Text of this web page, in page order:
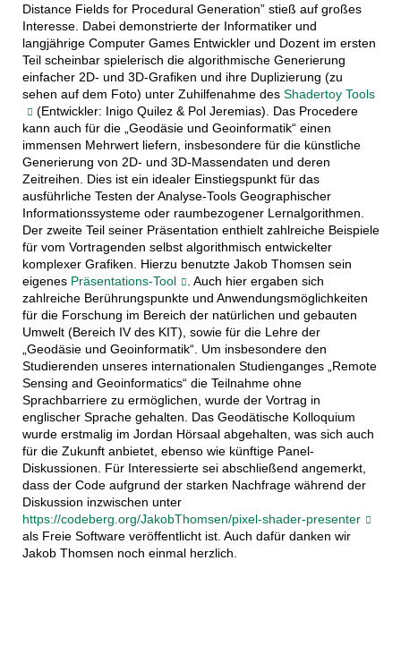
Distance Fields for Procedural Generation” stieß auf großes
Interesse. Dabei demonstrierte der Informatiker und
langjährige Computer Games Entwickler und Dozent im ersten
Teil scheinbar spielerisch die algorithmische Generierung
einfacher 2D- und 3D-Grafiken und ihre Duplizierung (zu
sehen auf dem Foto) unter Zuhilfenahme des Shadertoy Tools
(Entwickler: Inigo Quilez & Pol Jeremias). Das Procedere
kann auch für die „Geodäsie und Geoinformatik“ einen
immensen Mehrwert liefern, insbesondere für die künstliche
Generierung von 2D- und 3D-Massendaten und deren
Zeitreihen. Dies ist ein idealer Einstiegspunkt für das
ausführliche Testen der Analyse-Tools Geographischer
Informationssysteme oder raumbezogener Lernalgorithmen.
Der zweite Teil seiner Präsentation enthielt zahlreiche Beispiele
für vom Vortragenden selbst algorithmisch entwickelter
komplexer Grafiken. Hierzu benutzte Jakob Thomsen sein
eigenes Präsentations-Tool
. Auch hier ergaben sich
zahlreiche Berührungspunkte und Anwendungsmöglichkeiten
für die Forschung im Bereich der natürlichen und gebauten
Umwelt (Bereich IV des KIT), sowie für die Lehre der
„Geodäsie und Geoinformatik“. Um insbesondere den
Studierenden unseres internationalen Studienganges „Remote
Sensing and Geoinformatics“ die Teilnahme ohne
Sprachbarriere zu ermöglichen, wurde der Vortrag in
englischer Sprache gehalten. Das Geodätische Kolloquium
wurde erstmalig im Jordan Hörsaal abgehalten, was sich auch
für die Zukunft anbietet, ebenso wie künftige Panel-
Diskussionen. Für Interessierte sei abschließend angemerkt,
dass der Code aufgrund der starken Nachfrage während der
Diskussion inzwischen unter
https://codeberg.org/JakobThomsen/pixel-shader-presenter
als Freie Software veröffentlicht ist. Auch dafür danken wir
Jakob Thomsen noch einmal herzlich.